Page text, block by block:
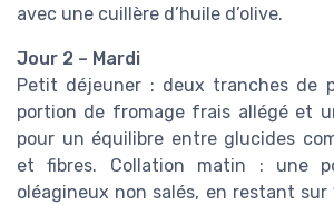
avec une cuillère d’huile d’olive.
Jour 2 – Mardi
Petit déjeuner : deux tranches de
portion de fromage frais allégé et
pour un équilibre entre glucides
et fibres. Collation matin : une
oléagineux non salés, en restant sur